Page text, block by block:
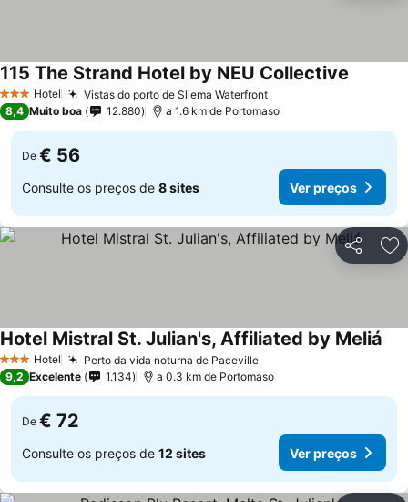
3 EstrelasHotel Vistas do porto de Sliema WaterfrontVer preços
115 The Strand Hotel by NEU Collective
8,4 Muito boa 12.880 a 1.6 km de Portomaso
De € 56
Consulte os preços de 8 sites Ver preços
Partilhar
3 EstrelasHotel Perto da vida noturna de PacevilleVer preços
Hotel Mistral St. Julian's, Affiliated by Meliá
9,2 Excelente 1.134 a 0.3 km de Portomaso
De € 72
Consulte os preços de 12 sites Ver preços